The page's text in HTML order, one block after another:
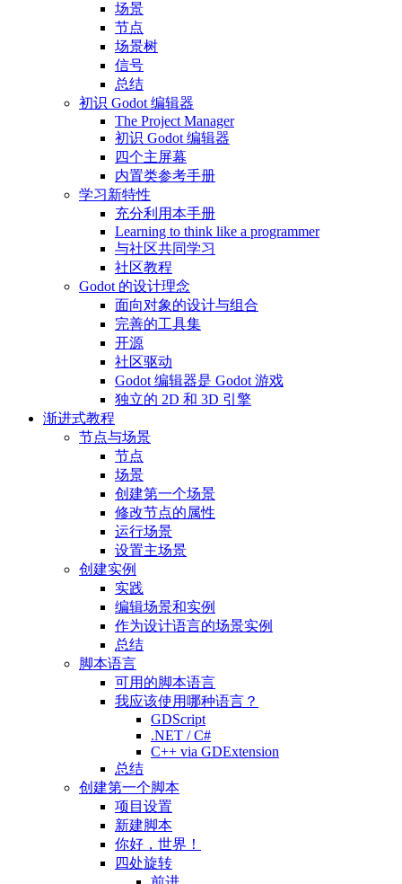
场景
节点
场景树
信号
总结
初识 Godot 编辑器
The Project Manager
初识 Godot 编辑器
四个主屏幕
内置类参考手册
学习新特性
充分利用本手册
Learning to think like a programmer
与社区共同学习
社区教程
Godot 的设计理念
面向对象的设计与组合
完善的工具集
开源
社区驱动
Godot 编辑器是 Godot 游戏
独立的 2D 和 3D 引擎
渐进式教程
节点与场景
节点
场景
创建第一个场景
修改节点的属性
运行场景
设置主场景
创建实例
实践
编辑场景和实例
作为设计语言的场景实例
总结
脚本语言
可用的脚本语言
我应该使用哪种语言？
GDScript
.NET / C#
C++ via GDExtension
总结
创建第一个脚本
项目设置
新建脚本
你好，世界！
四处旋转